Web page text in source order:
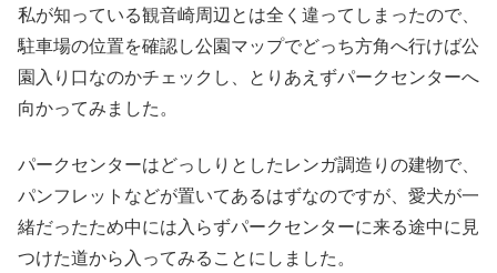
私が知っている観音崎周辺とは全く違ってしまったので、
駐車場の位置を確認し公園マップでどっち方角へ行けば公
園入り口なのかチェックし、とりあえずパークセンターへ
向かってみました。
パークセンターはどっしりとしたレンガ調造りの建物で、
パンフレットなどが置いてあるはずなのですが、愛犬が一
緒だったため中には入らずパークセンターに来る途中に見
つけた道から入ってみることにしました。